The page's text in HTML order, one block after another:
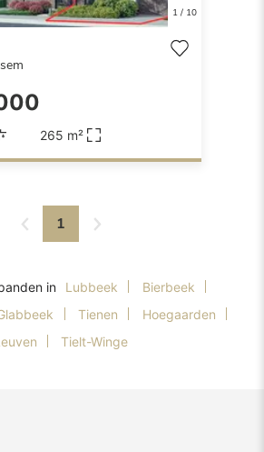
1/ 10
265 m²
1
in Lubbeek
Bierbeek
Tienen
Hoegaarden
Tielt-Winge